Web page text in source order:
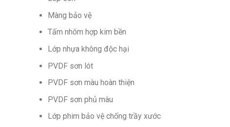
Màng bảo vệ
Tấm nhôm hợp kim bền
Lớp nhựa không độc hại
PVDF sơn lót
PVDF sơn màu hoàn thiện
PVDF sơn phủ màu
Lớp phim bảo vệ chống trầy xước